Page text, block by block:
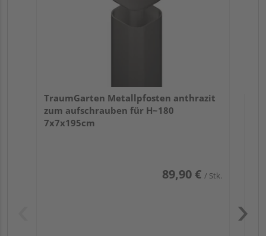
TraumGarten Metallpfosten anthrazit
zum aufschrauben für H~180
7x7x195cm
89,90 € / Stk.